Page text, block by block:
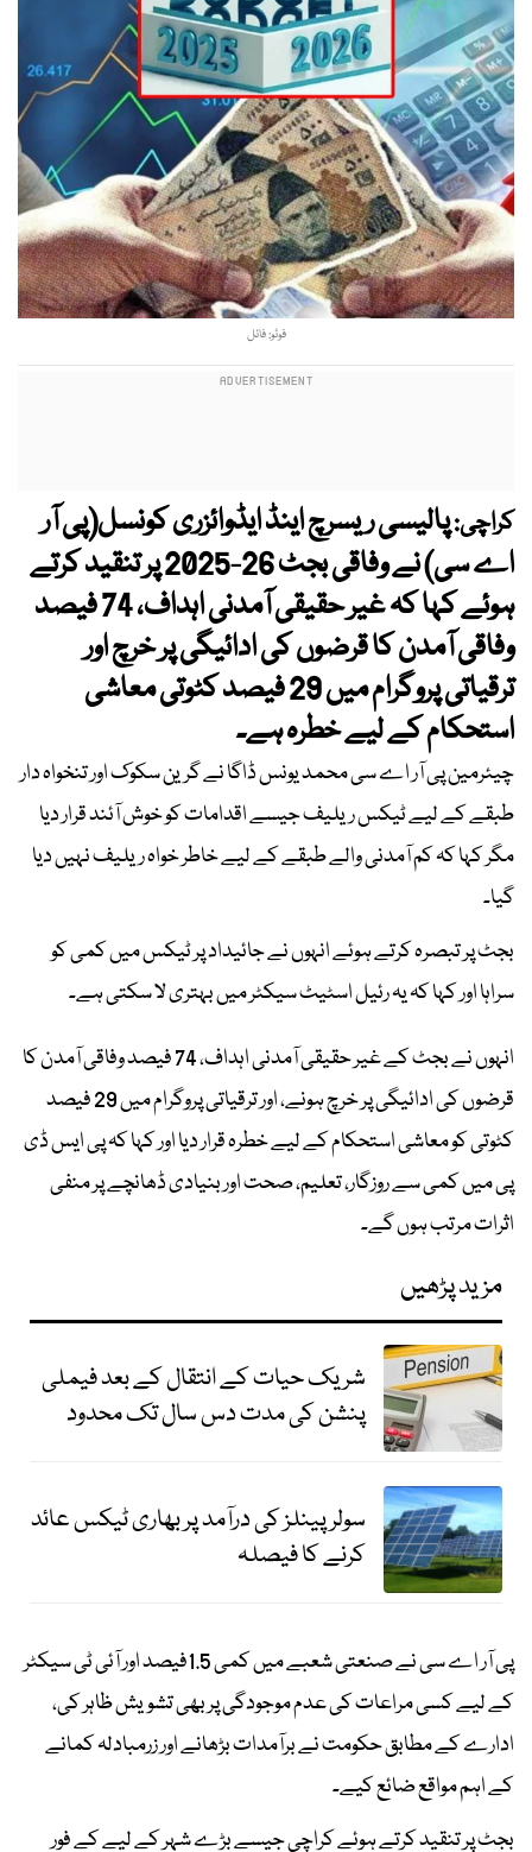
فوٹو: فائل
کراچی:پالیسی ریسرچ اینڈ ایڈوائزری کونسل(پی آر
اے سی) نے وفاقی بجٹ 26-2025 پر تنقید کرتے
ہوئے کہا کہ غیر حقیقی آمدنی اہداف، 74 فیصد
وفاقی آمدن کا قرضوں کی ادائیگی پر خرچ اور
ترقیاتی پروگرام میں 29 فیصد کٹوتی معاشی
استحکام کے لیے خطرہ ہے۔
چیئرمین پی آر اے سی محمد یونس ڈاگا نے گرین سکوک اور تنخواہ دار
طبقے کے لیے ٹیکس ریلیف جیسے اقدامات کو خوش آئند قرار دیا
مگر کہا کہ کم آمدنی والے طبقے کے لیے خاطر خواہ ریلیف نہیں دیا
گیا۔
بجٹ پر تبصرہ کرتے ہوئے انہوں نے جائیداد پر ٹیکس میں کمی کو
سراہا اور کہا کہ یہ رئیل اسٹیٹ سیکٹر میں بہتری لا سکتی ہے۔
انہوں نے بجٹ کے غیر حقیقی آمدنی اہداف، 74 فیصد وفاقی آمدن کا
قرضوں کی ادائیگی پر خرچ ہونے، اور ترقیاتی پروگرام میں 29 فیصد
کٹوتی کو معاشی استحکام کے لیے خطرہ قرار دیا اور کہا کہ پی ایس ڈی
پی میں کمی سے روزگار، تعلیم، صحت اور بنیادی ڈھانچے پر منفی
اثرات مرتب ہوں گے۔
مزید پڑھیں
شریک حیات کے انتقال کے بعد فیملی
پنشن کی مدت دس سال تک محدود
سولر پینلز کی درآمد پر بھاری ٹیکس عائد
کرنے کا فیصلہ
پی آر اے سی نے صنعتی شعبے میں کمی 1.5فیصد اور آئی ٹی سیکٹر
کے لیے کسی مراعات کی عدم موجودگی پر بھی تشویش ظاہر کی،
ادارے کے مطابق حکومت نے برآمدات بڑھانے اور زرمبادلہ کمانے
کے اہم مواقع ضائع کیے۔
بجٹ پر تنقید کرتے ہوئے کراچی جیسے بڑے شہر کے لیے کے فور